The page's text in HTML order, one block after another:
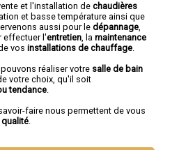
et l'installation de chaudières
et basse température ainsi que
aussi pour le dépannage,
effectuer l'entretien, la maintenance
vos installations de chauffage.
réaliser votre salle de bain
votre choix, qu'il soit
tendance.
faire nous permettent de vous
.